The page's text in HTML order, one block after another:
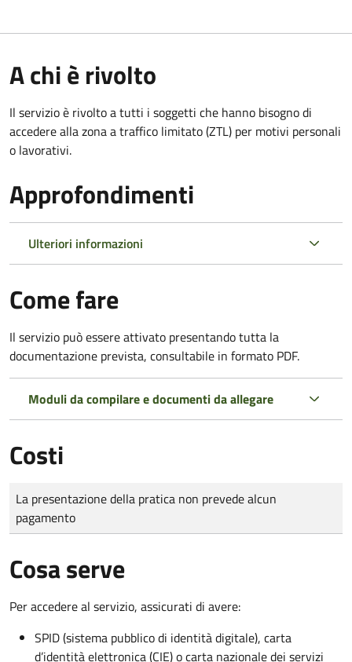
A chi è rivolto
Il servizio è rivolto a tutti i soggetti che hanno bisogno di
accedere alla zona a traffico limitato (ZTL) per motivi personali
o lavorativi.
Approfondimenti
Ulteriori informazioni
Come fare
Il servizio può essere attivato presentando tutta la
documentazione prevista, consultabile in formato PDF.
Moduli da compilare e documenti da allegare
Costi
Tipo di pagamento
Importo
La presentazione della pratica non prevede alcun
pagamento
Cosa serve
Per accedere al servizio, assicurati di avere:
SPID (sistema pubblico di identità digitale), carta
d’identità elettronica (CIE) o carta nazionale dei servizi